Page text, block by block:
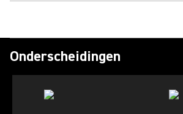
Onderscheidingen